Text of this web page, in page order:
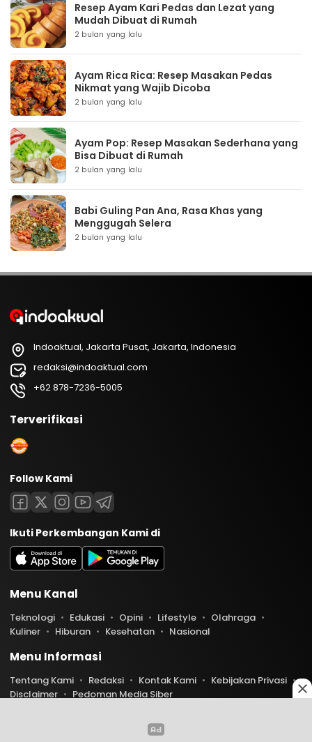
Resep Ayam Kari Pedas dan Lezat yang
Mudah Dibuat di Rumah
2 bulan yang lalu
Ayam Rica Rica: Resep Masakan Pedas
Nikmat yang Wajib Dicoba
2 bulan yang lalu
Ayam Pop: Resep Masakan Sederhana yang
Bisa Dibuat di Rumah
2 bulan yang lalu
Babi Guling Pan Ana, Rasa Khas yang
Menggugah Selera
2 bulan yang lalu
Indoaktual, Jakarta Pusat, Jakarta, Indonesia
redaksi@indoaktual.com
+62 878-7236-5005
Terverifikasi
Follow Kami
Ikuti Perkembangan Kami di
Menu Kanal
Teknologi Edukasi Opini Lifestyle
Olahraga
Kuliner
Hiburan Kesehatan Nasional
Menu Informasi
Tentang Kami Redaksi Kontak Kami
Kebijakan Privasi
Disclaimer
Pedoman Media Siber